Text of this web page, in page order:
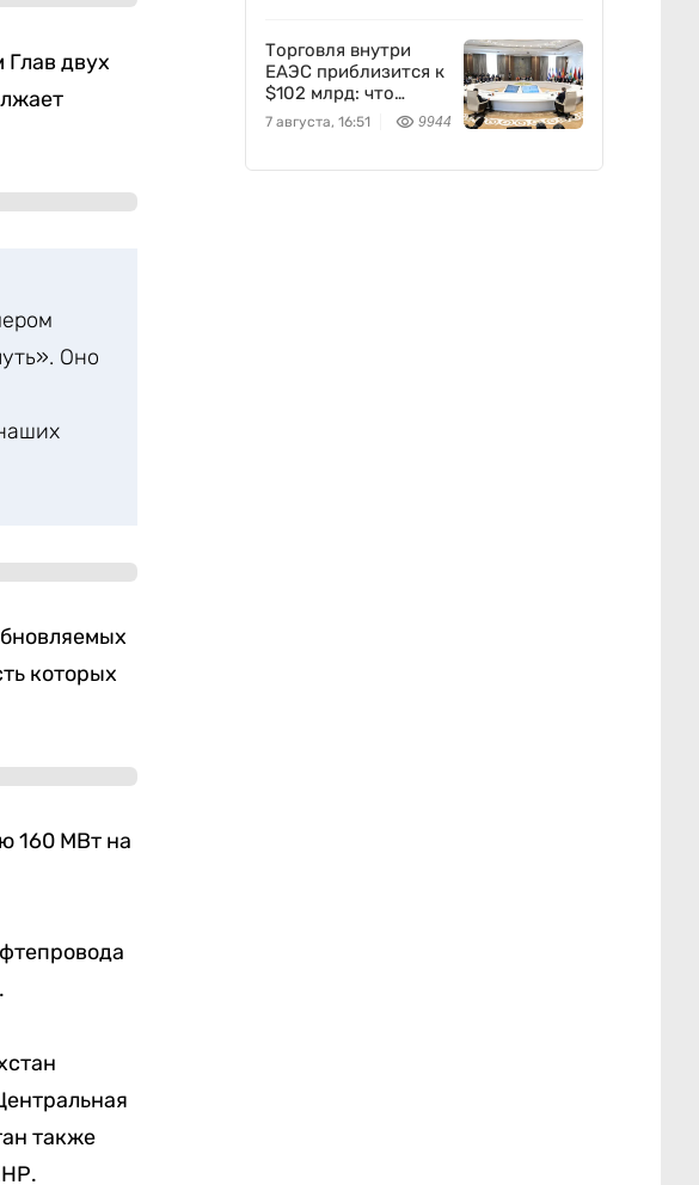
двух
Оно
которых
160 МВт на
также
Торговля внутри
ЕАЭС приблизится к
$102 млрд: что
предложил
Казахстан
7 августа, 16:51 9944